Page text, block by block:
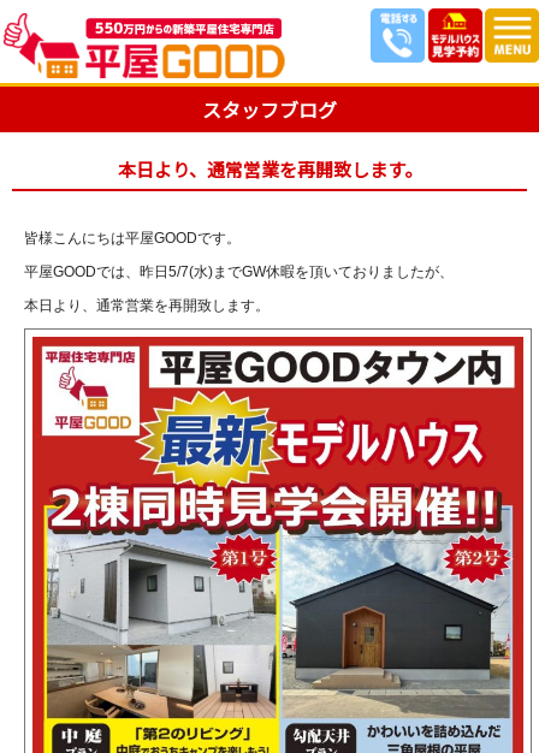
スタッフブログ
本日より、通常営業を再開致します。
皆様こんにちは平屋GOODです。
平屋GOODでは、昨日5/7(水)までGW休暇を頂いておりましたが、
本日より、通常営業を再開致します。